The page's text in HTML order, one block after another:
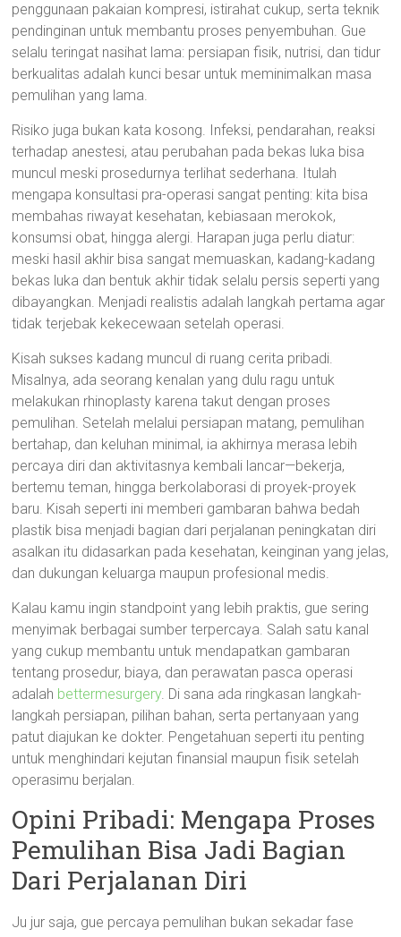
penggunaan pakaian kompresi, istirahat cukup, serta teknik
pendinginan untuk membantu proses penyembuhan. Gue
selalu teringat nasihat lama: persiapan fisik, nutrisi, dan tidur
berkualitas adalah kunci besar untuk meminimalkan masa
pemulihan yang lama.
Risiko juga bukan kata kosong. Infeksi, pendarahan, reaksi
terhadap anestesi, atau perubahan pada bekas luka bisa
muncul meski prosedurnya terlihat sederhana. Itulah
mengapa konsultasi pra-operasi sangat penting: kita bisa
membahas riwayat kesehatan, kebiasaan merokok,
konsumsi obat, hingga alergi. Harapan juga perlu diatur:
meski hasil akhir bisa sangat memuaskan, kadang-kadang
bekas luka dan bentuk akhir tidak selalu persis seperti yang
dibayangkan. Menjadi realistis adalah langkah pertama agar
tidak terjebak kekecewaan setelah operasi.
Kisah sukses kadang muncul di ruang cerita pribadi.
Misalnya, ada seorang kenalan yang dulu ragu untuk
melakukan rhinoplasty karena takut dengan proses
pemulihan. Setelah melalui persiapan matang, pemulihan
bertahap, dan keluhan minimal, ia akhirnya merasa lebih
percaya diri dan aktivitasnya kembali lancar—bekerja,
bertemu teman, hingga berkolaborasi di proyek-proyek
baru. Kisah seperti ini memberi gambaran bahwa bedah
plastik bisa menjadi bagian dari perjalanan peningkatan diri
asalkan itu didasarkan pada kesehatan, keinginan yang jelas,
dan dukungan keluarga maupun profesional medis.
Kalau kamu ingin standpoint yang lebih praktis, gue sering
menyimak berbagai sumber terpercaya. Salah satu kanal
yang cukup membantu untuk mendapatkan gambaran
tentang prosedur, biaya, dan perawatan pasca operasi
adalah bettermesurgery. Di sana ada ringkasan langkah-
langkah persiapan, pilihan bahan, serta pertanyaan yang
patut diajukan ke dokter. Pengetahuan seperti itu penting
untuk menghindari kejutan finansial maupun fisik setelah
operasimu berjalan.
Opini Pribadi: Mengapa Proses
Pemulihan Bisa Jadi Bagian
Dari Perjalanan Diri
Ju jur saja, gue percaya pemulihan bukan sekadar fase